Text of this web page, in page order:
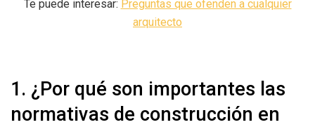
Te puede interesar: Preguntas que ofenden a cualquier
arquitecto
1. ¿Por qué son importantes las
normativas de construcción en